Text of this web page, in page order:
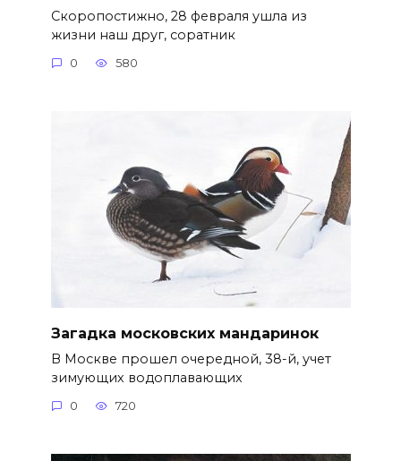
Скоропостижно, 28 февраля ушла из
жизни наш друг, соратник
0 580
Загадка московских мандаринок
В Москве прошел очередной, 38-й, учет
зимующих водоплавающих
0 720